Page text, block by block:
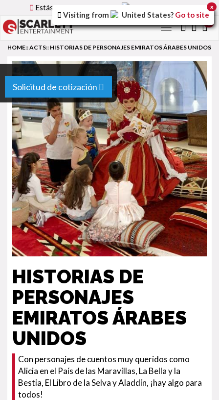
Estás utilizando la versión
Toggle
Solicitud de cotización
HOME::ACTS:: HISTORIAS DE PERSONAJES EMIRATOS ÁRABES UNIDOS
HISTORIAS DE
PERSONAJES
EMIRATOS ÁRABES
UNIDOS
Con personajes de cuentos muy queridos como
Alicia en el País de las Maravillas, La Bella y la
Bestia, El Libro de la Selva y Aladdín, ¡hay algo para
todos!
Visiting from United States? Go to site
x